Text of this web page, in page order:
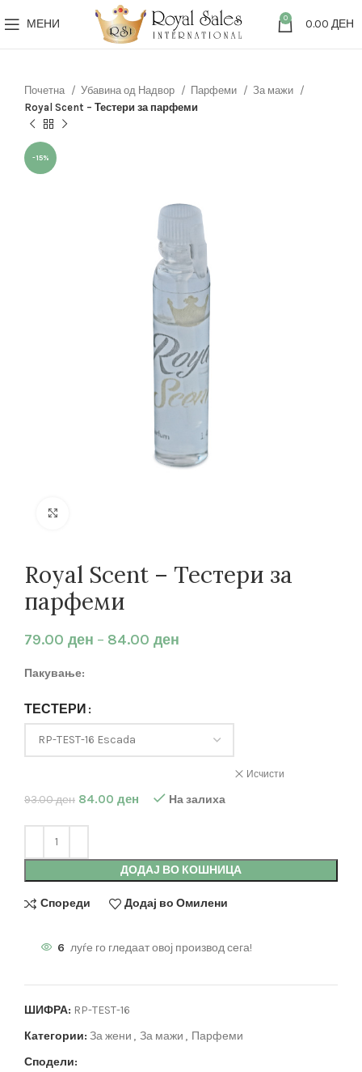
МЕНИ 0 0.00 ДЕН
Почетна Убавина од Надвор Парфеми
За мажи
Royal Scent – Тестери за парфеми
-15%
Royal Scent – Тестери за
парфеми
79.00 ден – 84.00 ден
Пакување:
ТЕСТЕРИ
Исчисти
93.00ден 84.00 ден На залиха
ДОДАЈ ВО КОШНИЦА
Спореди Додај во Омилени
6 луѓе го гледаат овој производ сега!
ШИФРА: RP-TEST-16
Категории: За жени , За мажи , Парфеми
Сподели: